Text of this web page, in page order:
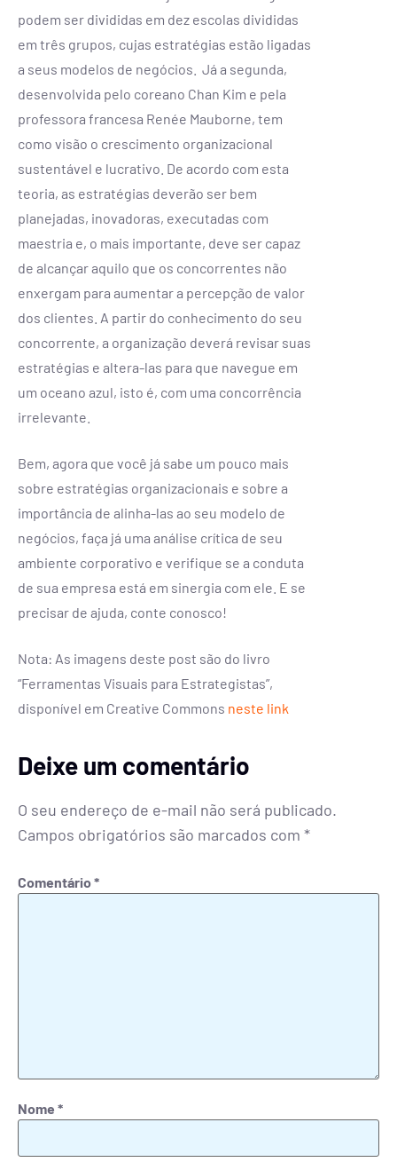
podem ser divididas em dez escolas divididas
em três grupos, cujas estratégias estão ligadas
a seus modelos de negócios. Já a segunda,
desenvolvida pelo coreano Chan Kim e pela
professora francesa Renée Mauborne, tem
como visão o crescimento organizacional
sustentável e lucrativo. De acordo com esta
teoria, as estratégias deverão ser bem
planejadas, inovadoras, executadas com
maestria e, o mais importante, deve ser capaz
de alcançar aquilo que os concorrentes não
enxergam para aumentar a percepção de valor
dos clientes. A partir do conhecimento do seu
concorrente, a organização deverá revisar suas
estratégias e altera-las para que navegue em
um oceano azul, isto é, com uma concorrência
irrelevante.
Bem, agora que você já sabe um pouco mais
sobre estratégias organizacionais e sobre a
importância de alinha-las ao seu modelo de
negócios, faça já uma análise crítica de seu
ambiente corporativo e verifique se a conduta
de sua empresa está em sinergia com ele. E se
precisar de ajuda, conte conosco!
Nota: As imagens deste post são do livro
“Ferramentas Visuais para Estrategistas”,
disponível em Creative Commons neste link
Deixe um comentário
O seu endereço de e-mail não será publicado.
Campos obrigatórios são marcados com *
Comentário*
Nome *